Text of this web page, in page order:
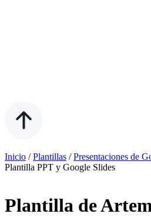
Inicio /Plantillas /Presentaciones de
Plantilla PPT y Google Slides
Plantilla de